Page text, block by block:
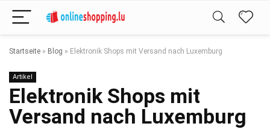
Startseite » Blog » Elektronik Shops mit Versand nach Luxemburg
Artikel
Elektronik Shops mit
Versand nach Luxemburg